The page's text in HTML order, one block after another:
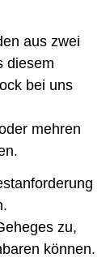
aus zwei
diesem
bei uns
mehren
zu,
können.